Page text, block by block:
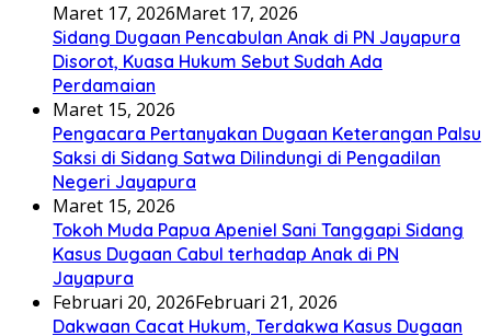
Maret 17, 2026Maret 17, 2026
Sidang Dugaan Pencabulan Anak di PN Jayapura
Disorot, Kuasa Hukum Sebut Sudah Ada
Perdamaian
Maret 15, 2026
Pengacara Pertanyakan Dugaan Keterangan Palsu
Saksi di Sidang Satwa Dilindungi di Pengadilan
Negeri Jayapura
Maret 15, 2026
Tokoh Muda Papua Apeniel Sani Tanggapi Sidang
Kasus Dugaan Cabul terhadap Anak di PN
Jayapura
Februari 20, 2026Februari 21, 2026
Dakwaan Cacat Hukum, Terdakwa Kasus Dugaan